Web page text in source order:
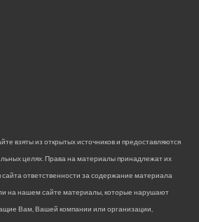
взяты из открытых источников и предоставляются
целях. Права на материалы принадлежат их
ответственности за содержание материала
на нашем сайте материалы, которые нарушают
Вам, Вашей компании или организации,